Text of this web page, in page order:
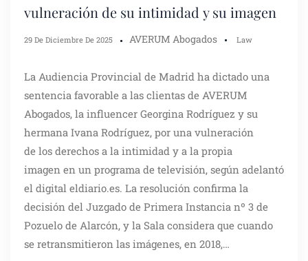
vulneración de su intimidad y su imagen
29 De Diciembre De 2025 AVERUM Abogados Law
La Audiencia Provincial de Madrid ha dictado una
sentencia favorable a las clientas de AVERUM
Abogados, la influencer Georgina Rodríguez y su
hermana Ivana Rodríguez, por una vulneración
de los derechos a la intimidad y a la propia
imagen en un programa de televisión, según adelantó
el digital eldiario.es. La resolución confirma la
decisión del Juzgado de Primera Instancia nº 3 de
Pozuelo de Alarcón, y la Sala considera que cuando
se retransmitieron las imágenes, en 2018,…